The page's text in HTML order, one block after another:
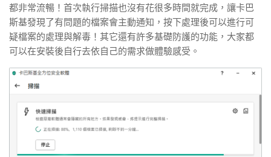
都非常流暢！首次執行掃描也沒有花很多時間就完成，讓卡巴
斯基發現了有問題的檔案會主動通知，按下處理後可以進行可
疑檔案的處理與解毒！其它還有許多基礎防護的功能，大家都
可以在安裝後自行去依自己的需求做體驗感受。